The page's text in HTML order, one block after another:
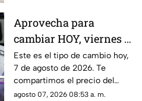
Aprovecha para
cambiar HOY, viernes 7
de agosto de 2026: Este
es el precio del dólar
estadounidense en
Este es el tipo de cambio hoy,
7 de agosto de 2026. Te
compartimos el precio del
dólar hoy en Cancún, así como
agosto 07, 2026 08:53 a. m.